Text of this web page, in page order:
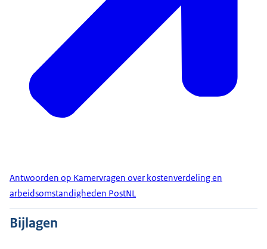
Antwoorden op Kamervragen over kostenverdeling en
arbeidsomstandigheden PostNL
Bijlagen